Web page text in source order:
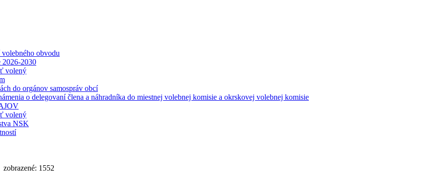
obvodu
2026-2030
volený
do orgánov samospráv obcí
o delegovaní člena a náhradníka do miestnej volebnej komisie a okrskovej volebnej komisie
volený
NSK
1552